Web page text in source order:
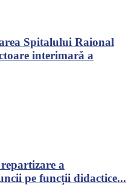
Spitalului Raional
interimară a
a
pe funcții didactice...